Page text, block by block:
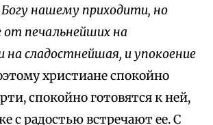
Богу нашему приходити, но
от печальнейших на
на сладостнейшая, и упокоение
христиане спокойно
спокойно готовятся к ней,
с радостью встречают ее. С